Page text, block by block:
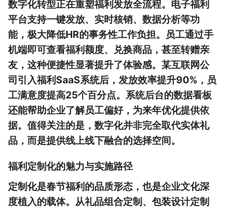
数字化转型正在重塑福利发放全流程。电子福利
平台支持一键发放、实时核销、数据分析等功
能，极大降低HR的事务性工作负担。员工通过手
机端即可查看福利额度、兑换商品，甚至转赠亲
友，这种便捷性显著提升了体验感。某互联网公
司引入福利SaaS系统后，发放效率提升90%，员
工满意度提高25个百分点。系统后台的数据看板
还能帮助企业了解员工偏好，为来年优化提供依
据。值得关注的是，数字化并非完全取代实体礼
品，而是提供线上线下融合的选择空间。
福利定制化的魅力与实施路径
定制化是春节福利的品质形态，也是企业文化深
度植入的载体。从礼品组合定制、包装设计定制